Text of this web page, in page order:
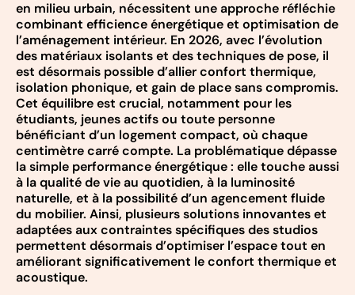
en milieu urbain, nécessitent une approche réfléchie
combinant efficience énergétique et optimisation de
l’aménagement intérieur. En 2026, avec l’évolution
des matériaux isolants et des techniques de pose, il
est désormais possible d’allier confort thermique,
isolation phonique, et gain de place sans compromis.
Cet équilibre est crucial, notamment pour les
étudiants, jeunes actifs ou toute personne
bénéficiant d’un logement compact, où chaque
centimètre carré compte. La problématique dépasse
la simple performance énergétique : elle touche aussi
à la qualité de vie au quotidien, à la luminosité
naturelle, et à la possibilité d’un agencement fluide
du mobilier. Ainsi, plusieurs solutions innovantes et
adaptées aux contraintes spécifiques des studios
permettent désormais d’optimiser l’espace tout en
améliorant significativement le confort thermique et
acoustique.